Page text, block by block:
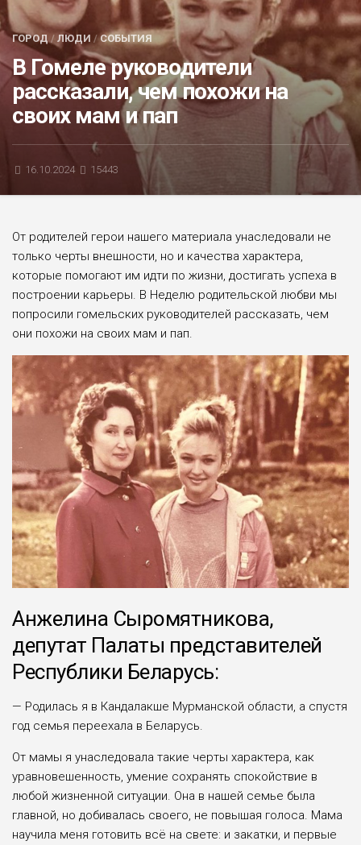
БЛИЦ-ОПРОС
АФИША
ГОРОД / ЛЮДИ /СОБЫТИЯ
В Гомеле руководители
рассказали, чем похожи на
своих мам и пап
16.10.2024 15443
От родителей герои нашего материала унаследовали не
только черты внешности, но и качества характера,
которые помогают им идти по жизни, достигать успеха в
построении карьеры. В Неделю родительской любви мы
попросили гомельских руководителей рассказать, чем
они похожи на своих мам и пап.
Анжелина Сыромятникова,
депутат Палаты представителей
Республики Беларусь:
— Родилась я в Кандалакше Мурманской области, а спустя
год семья переехала в Беларусь.
От мамы я унаследовала такие чер­ты характера, как
уравновешенность, умение сохранять спокойствие в
любой жизненной ситуации. Она в нашей семье бы­ла
главной, но добивалась своего, не повышая голоса. Мама
научила меня готовить всё на свете: и закатки, и первые